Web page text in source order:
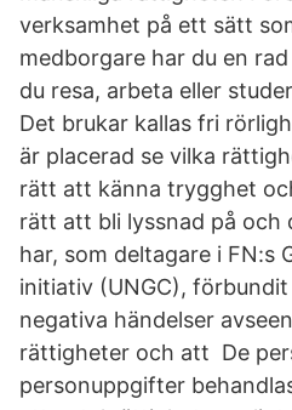
verksamhet på ett sätt
medborgare har du en
du resa, arbeta eller
Det brukar kallas fri
är placerad se vilka
rätt att känna trygghet
rätt att bli lyssnad på och
har, som deltagare i FN:s
initiativ (UNGC),
negativa händelser
rättigheter och att De
personuppgifter